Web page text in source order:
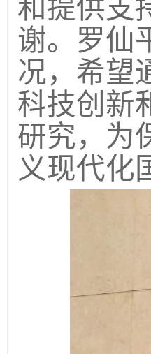
和提供支
谢。 罗仙
况， 希望
科技创新
研究，为
义现代化